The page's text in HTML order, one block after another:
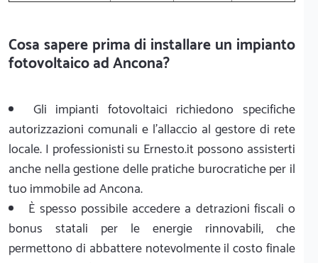
Cosa sapere prima di installare un impianto
fotovoltaico ad Ancona?
Gli impianti fotovoltaici richiedono specifiche
autorizzazioni comunali e l'allaccio al gestore di rete
locale. I professionisti su Ernesto.it possono assisterti
anche nella gestione delle pratiche burocratiche per il
tuo immobile ad Ancona.
È spesso possibile accedere a detrazioni fiscali o
bonus statali per le energie rinnovabili, che
permettono di abbattere notevolmente il costo finale